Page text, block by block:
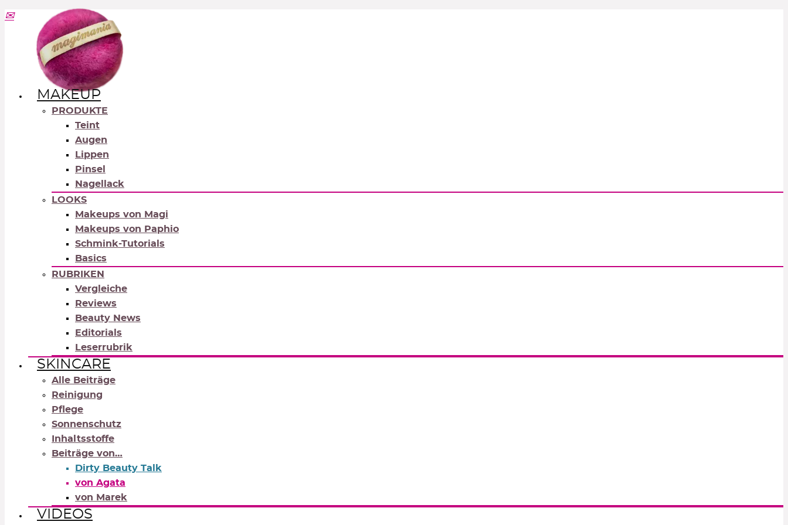
MAKEUP
PRODUKTE
Teint
Augen
Lippen
Pinsel
Nagellack
LOOKS
Makeups von Magi
Makeups von Paphio
Schmink-Tutorials
Basics
RUBRIKEN
Vergleiche
Reviews
Beauty News
Editorials
Leserrubrik
SKINCARE
Alle Beiträge
Reinigung
Pflege
Sonnenschutz
Inhaltsstoffe
Beiträge von…
Dirty Beauty Talk
von Agata
von Marek
VIDEOS